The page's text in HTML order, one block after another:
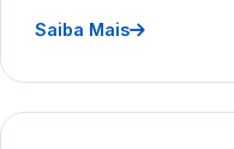
Saiba Mais